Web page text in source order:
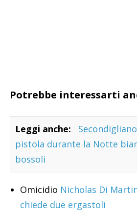
Potrebbe interessarti
Leggi anche:
pistola durante la Notte
bossoli
Omicidio Nicholas Di
chiede due ergastoli